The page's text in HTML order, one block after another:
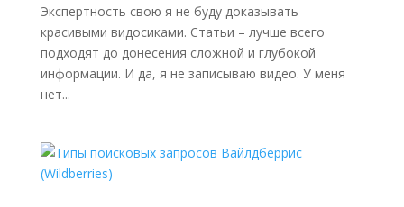
Экспертность свою я не буду доказывать
красивыми видосиками. Статьи – лучше всего
подходят до донесения сложной и глубокой
информации. И да, я не записываю видео. У меня
нет...